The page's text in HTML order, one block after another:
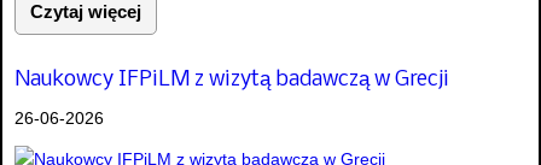
Czytaj więcej
Naukowcy IFPiLM z wizytą badawczą w Grecji
26-06-2026